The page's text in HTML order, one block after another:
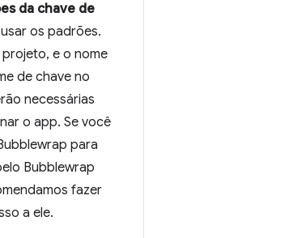
da chave de
os padrões.
e o nome
de chave no
necessárias
o app. Se você
para
Bubblewrap
fazer
a ele.